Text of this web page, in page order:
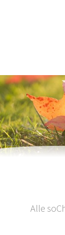
Alle